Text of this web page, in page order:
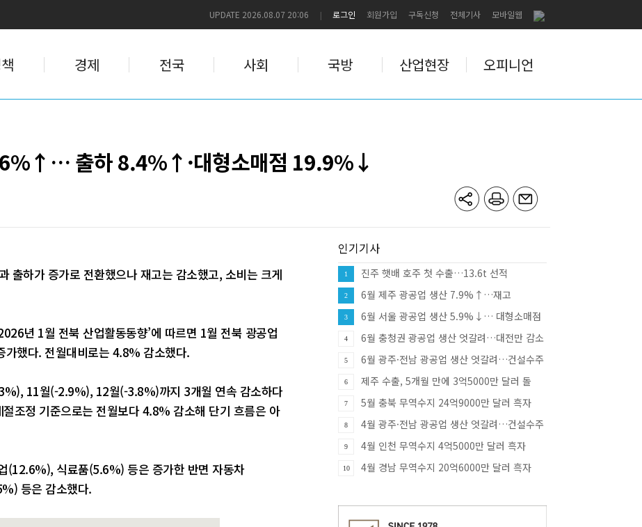
UPDATE 2026.08.07 20:06 로그인 회원가입 구독신청 전체기사 모바일웹
경제 전국 사회 국방 산업현장 오피니언
출하 8.4%↑·대형소매점 19.9%↓
출하가 증가로 전환했으나 재고는 감소했고, 소비는 크게
년 1월 전북 산업활동동향’에 따르면 1월 전북 광공업
했다. 전월대비로는 4.8% 감소했다.
11월(-2.9%), 12월(-3.8%)까지 3개월 연속 감소하다
조정 기준으로는 전월보다 4.8% 감소해 단기 흐름은 아
(12.6%), 식료품(5.6%) 등은 증가한 반면 자동차
등은 감소했다.
인기기사
1 진주 햇배 호주 첫 수출…13.6t 선적
2
6월 제주 광공업 생산 7.9%↑…재고
12.0%↑·대형소매점 판매 10.8%
3
6월 서울 광공업 생산 5.9%↓… 대형소매점
판매 9.8%↑·건설수주 81.8%↑
4
6월 충청권 광공업 생산 엇갈려…대전만 감소
·충북 33.8% 증가
5
6월 광주·전남 광공업 생산 엇갈려…건설수주
급증
6
제주 수출, 5개월 만에 3억5000만 달러 돌
파…반도체가 견인
7 5월 충북 무역수지 24억9000만 달러 흑자
8
4월 광주·전남 광공업 생산 엇갈려…건설수주
증가세
9 4월 인천 무역수지 4억5000만 달러 흑자
10 4월 경남 무역수지 20억6000만 달러 흑자